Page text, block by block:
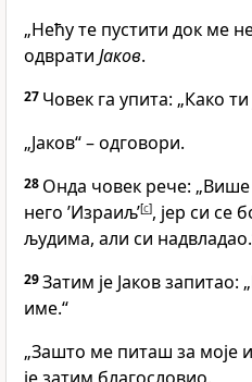
„Нећу те пустити док ме
одврати Јаков.
27 Човек га упита: „Како ти
„Јаков“ – одговори.
28 Онда човек рече: „Више
него ’Израиљ’[c], јер си се
људима, али си
29Затим је Јаков
име.“
„Зашто ме питаш за моје